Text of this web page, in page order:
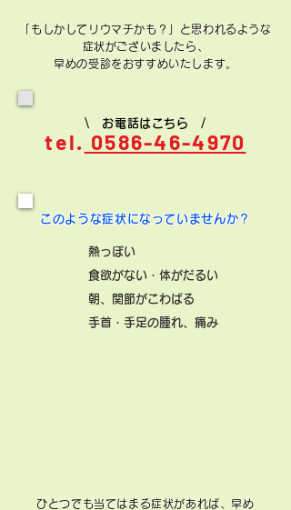
「もしかしてリウマチかも？」と思われるような
症状がございましたら、
早めの受診をおすすめいたします。
\ お電話はこちら /
tel. 0586-46-4970
このような症状になっていませんか？
熱っぽい
食欲がない・体がだるい
朝、関節がこわばる
手首・手足の腫れ、痛み
ひとつでも当てはまる症状があれば、早め